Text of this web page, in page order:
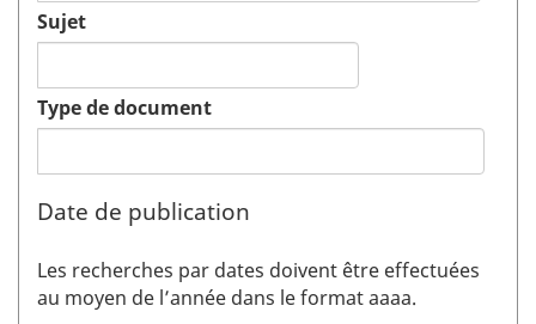
Sujet
Type de document
Date de publication
Les recherches par dates doivent être effectuées
au moyen de l’année dans le format aaaa.